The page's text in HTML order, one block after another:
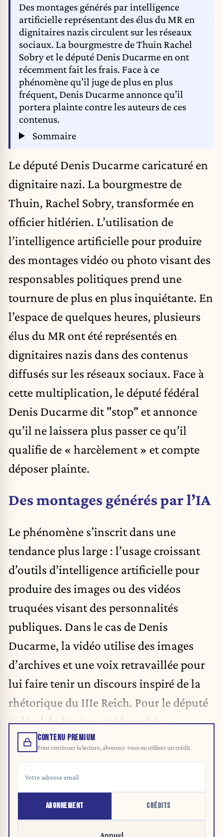
Des montages générés par intelligence
artificielle représentant des élus du MR en
dignitaires nazis circulent sur les réseaux
sociaux. La bourgmestre de Thuin Rachel
Sobry et le député Denis Ducarme en ont
récemment fait les frais. Face à ce
phénomène qu’il juge de plus en plus
fréquent, Denis Ducarme annonce qu’il
portera plainte contre les auteurs de ces
contenus.
Sommaire
Le député Denis Ducarme caricaturé en
dignitaire nazi. La bourgmestre de
Thuin, Rachel Sobry, transformée en
officier hitlérien. L’utilisation de
l’intelligence artificielle pour produire
des montages vidéo ou photo visant des
responsables politiques prend une
tournure de plus en plus inquiétante. En
l’espace de quelques heures, plusieurs
élus du MR ont été représentés en
dignitaires nazis dans des contenus
diffusés sur les réseaux sociaux. Face à
cette multiplication, le député fédéral
Denis Ducarme dit "stop" et annonce
qu’il ne laissera plus passer ce qu’il
qualifie de « harcèlement » et compte
déposer plainte.
Des montages générés par l’IA
Le phénomène s’inscrit dans une
tendance plus large : l’usage croissant
d’outils d’intelligence artificielle pour
produire des images ou des vidéos
truquées visant des personnalités
publiques. Dans le cas de Denis
Ducarme, la vidéo utilise des images
d’archives et une voix retravaillée pour
lui faire tenir un discours inspiré de la
rhétorique du IIIe Reich. Pour le député
fédéral, la limite a été franchie.
CONTENU PREMIUM
Pour continuer la lecture, abonnez-vous ou utilisez un crédit.
ABONNEMENT CRÉDITS
Annuel